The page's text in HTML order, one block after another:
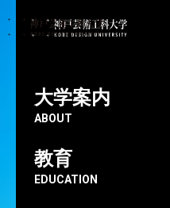
大学案内
ABOUT
教育
EDUCATION
非常勤講師
杉本ひとみ